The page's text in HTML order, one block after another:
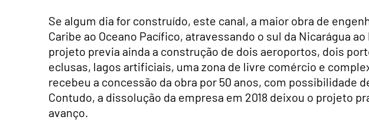
Se algum dia for construído, este canal, a maior obra de
Caribe ao Oceano Pacífico, atravessando o sul da Nicarágua
projeto previa ainda a construção de dois aeroportos, dois
eclusas, lagos artificiais, uma zona de livre comércio e
recebeu a concessão da obra por 50 anos, com possibilidade
Contudo, a dissolução da empresa em 2018 deixou o projeto
avanço.